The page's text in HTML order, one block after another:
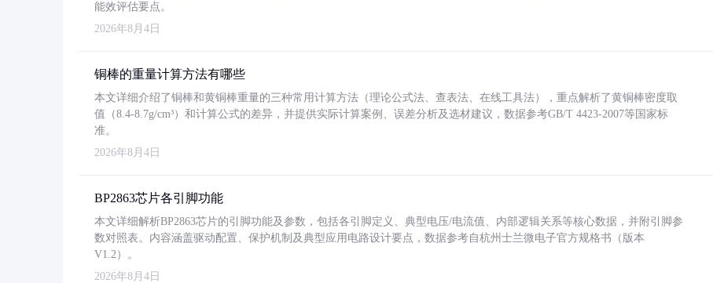
能效评估要点。
2026年8月4日
铜棒的重量计算方法有哪些
本文详细介绍了铜棒和黄铜棒重量的三种常用计算方法（理论公式法、查表法、在线工具法），重点解析了黄铜棒密度取
值（8.4-8.7g/cm³）和计算公式的差异，并提供实际计算案例、误差分析及选材建议，数据参考GB/T 4423-2007等国家标
准。
2026年8月4日
BP2863芯片各引脚功能
本文详细解析BP2863芯片的引脚功能及参数，包括各引脚定义、典型电压/电流值、内部逻辑关系等核心数据，并附引脚参
数对照表。内容涵盖驱动配置、保护机制及典型应用电路设计要点，数据参考自杭州士兰微电子官方规格书（版本
V1.2）。
2026年8月4日